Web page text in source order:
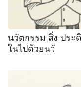
นวัตกรรม สิ่ง ประ
ในไปด้วยนวั